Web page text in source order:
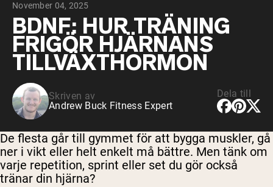
VEGAN PROTEIN
Ärtprotein
Jordnötssmör
Fröproteinpulver
Ekologiskt risprotein
Proteindrinkar
November 04, 2025
BDNF: HUR TRÄNING
FRIGÖR HJÄRNANS
TILLVÄXTHORMON
Skriven av
Andrew Buck Fitness Expert
Dela till
De flesta går till gymmet för att bygga muskler, gå
ner i vikt eller helt enkelt må bättre. Men tänk om
varje repetition, sprint eller set du gör också
tränar din hjärna?